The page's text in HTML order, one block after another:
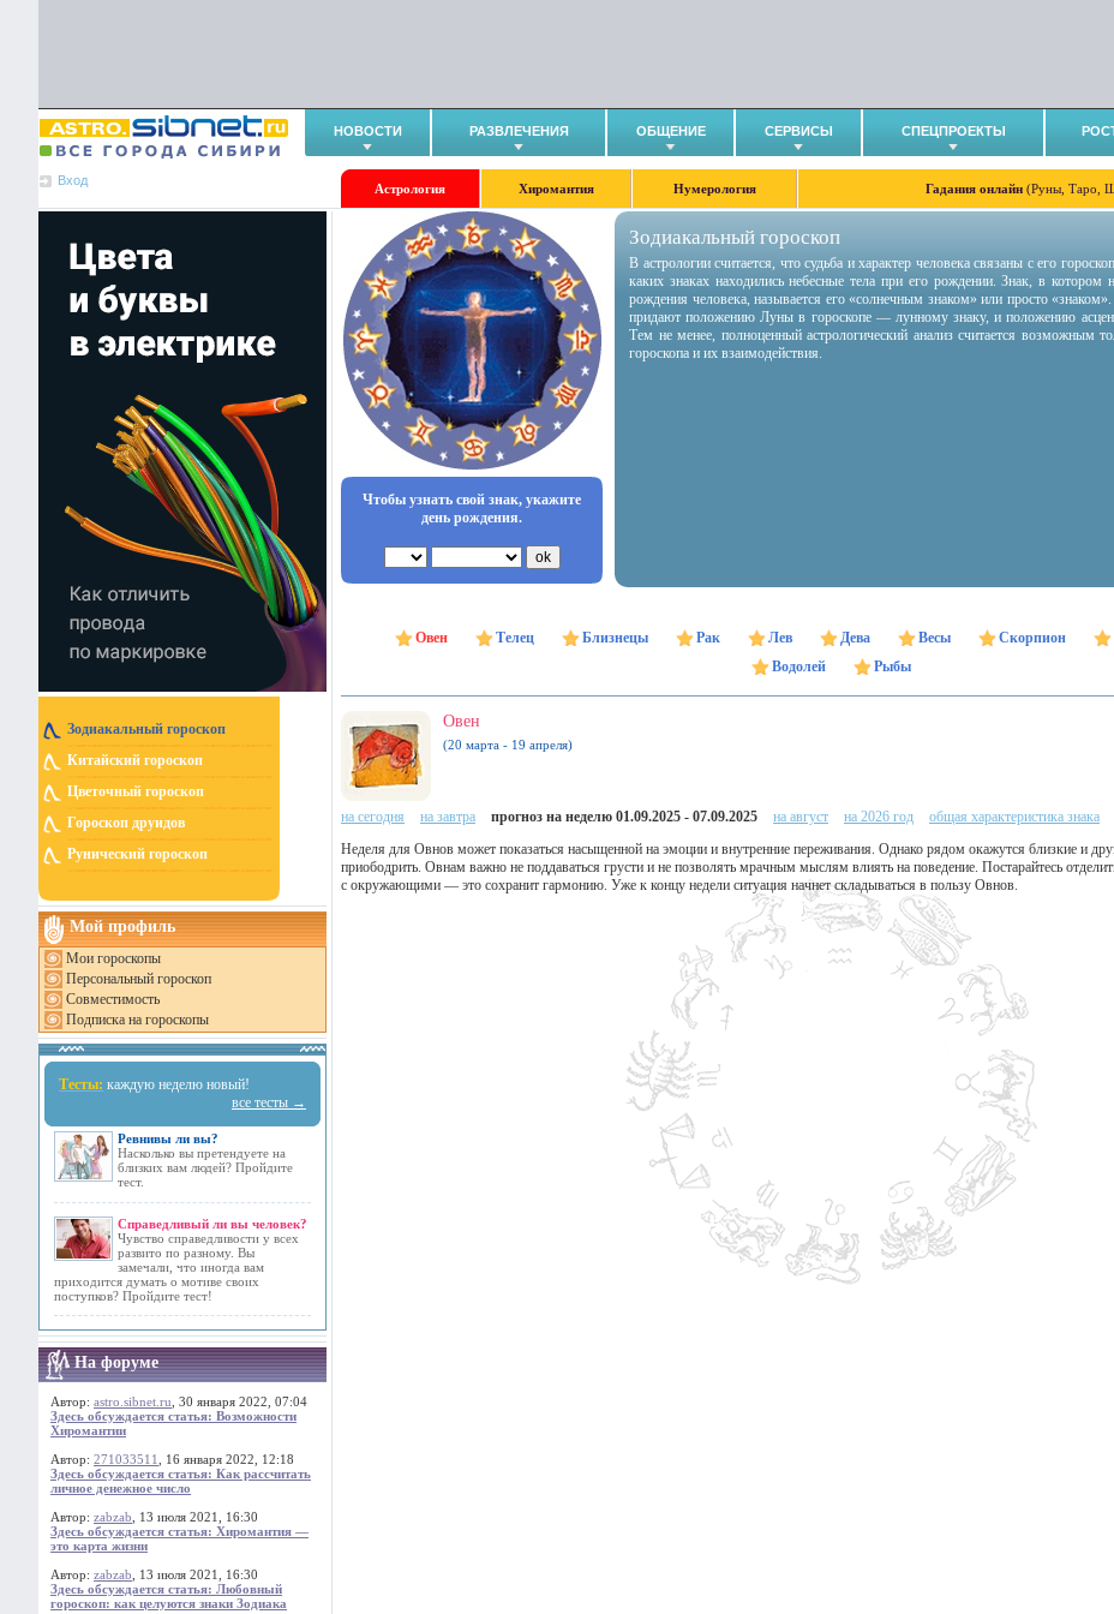
НОВОСТИ РАЗВЛЕЧЕНИЯ ОБЩЕНИЕ СЕРВИСЫ СПЕЦПРОЕКТЫ
Вход
Астрология Хиромантия Нумерология Гадания онлайн (Руны, Таро,
Зодиакальный гороскоп
Китайский гороскоп
Цветочный гороскоп
Гороскоп друидов
Рунический гороскоп
Мой профиль
Мои гороскопы
Персональный гороскоп
Совместимость
Подписка на гороскопы
Тесты: каждую неделю новый!
все тесты →
Ревнивы ли вы?
Насколько вы претендуете на
близких вам людей? Пройдите
тест.
Справедливый ли вы человек?
Чувство справедливости у всех
развито по разному. Вы
замечали, что иногда вам
приходится думать о мотиве своих
поступков? Пройдите тест!
На форуме
Автор: astro.sibnet.ru , 30 января 2022, 07:04
Здесь обсуждается статья: Возможности
Хиромантии
Автор: 271033511
, 16 января 2022, 12:18
Здесь обсуждается статья: Как рассчитать
личное денежное число
Автор: zabzab , 13 июля 2021, 16:30
Здесь обсуждается статья: Хиромантия —
это карта жизни
Автор: zabzab , 13 июля 2021, 16:30
Здесь обсуждается статья: Любовный
гороскоп: как целуются знаки Зодиака
Чтобы узнать свой знак, укажите
день рождения.
Зодиакальный гороскоп
В астрологии считается, что судьба и характер человека связаны с его
каких знаках находились небесные тела при его рождении. Знак, в котором
рождения человека, называется его «солнечным знаком» или просто
придают положению Луны в гороскопе — лунному знаку, и положению
Тем не менее, полноценный астрологический анализ считается возможным
гороскопа и их взаимодействия.
Овен Телец Близнецы Рак Лев Дева Весы Скорпион
Водолей
Рыбы
Овен
(20 марта - 19 апреля)
на сегодня на завтра прогноз на неделю 01.09.2025 - 07.09.2025 на август на 2026 год
общая характеристика знака
Неделя для Овнов может показаться насыщенной на эмоции и внутренние переживания. Однако рядом окажутся близкие и
приободрить. Овнам важно не поддаваться грусти и не позволять мрачным мыслям влиять на поведение. Постарайтесь
с окружающими — это сохранит гармонию. Уже к концу недели ситуация начнет складываться в пользу Овнов.